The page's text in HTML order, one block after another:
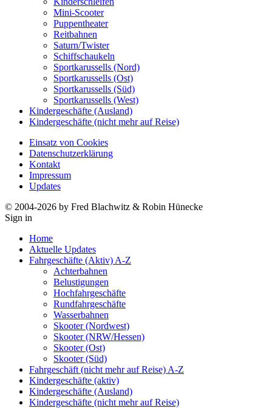
Mini-Scooter
Puppentheater
Reitbahnen
Saturn/Twister
Schiffschaukeln
Sportkarussells (Nord)
Sportkarussells (Ost)
Sportkarussells (Süd)
Sportkarussells (West)
Kindergeschäfte (Ausland)
Kindergeschäfte (nicht mehr auf Reise)
Einsatz von Cookies
Datenschutzerklärung
Kontakt
Impressum
Updates
© 2004-2026 by Fred Blachwitz & Robin Hünecke
Sign in
Home
Aktuelle Updates
Fahrgeschäfte (Aktiv) A-Z
Achterbahnen
Belustigungen
Hochfahrgeschäfte
Rundfahrgeschäfte
Wasserbahnen
Skooter (Nordwest)
Skooter (NRW/Hessen)
Skooter (Ost)
Skooter (Süd)
Fahrgeschäft (nicht mehr auf Reise) A-Z
Kindergeschäfte (aktiv)
Kindergeschäfte (Ausland)
Kindergeschäfte (nicht mehr auf Reise)